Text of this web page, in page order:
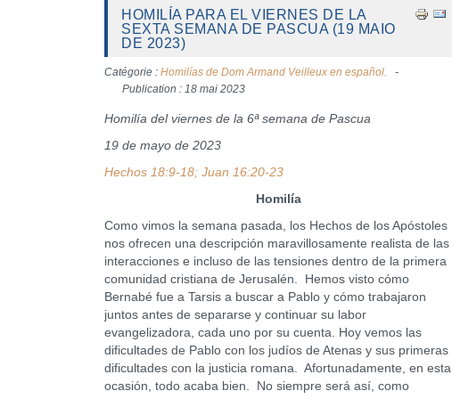
HOMILÍA PARA EL VIERNES DE LA
SEXTA SEMANA DE PASCUA (19 MAIO
DE 2023)
Catégorie : Homilías de Dom Armand Veilleux en español.
Publication : 18 mai 2023
Homilía del viernes de la 6ª semana de Pascua
19 de mayo de 2023
Hechos 18:9-18; Juan 16:20-23
Homilía
Como vimos la semana pasada, los Hechos de los Apóstoles
nos ofrecen una descripción maravillosamente realista de las
interacciones e incluso de las tensiones dentro de la primera
comunidad cristiana de Jerusalén. Hemos visto cómo
Bernabé fue a Tarsis a buscar a Pablo y cómo trabajaron
juntos antes de separarse y continuar su labor
evangelizadora, cada uno por su cuenta. Hoy vemos las
dificultades de Pablo con los judíos de Atenas y sus primeras
dificultades con la justicia romana. Afortunadamente, en esta
ocasión, todo acaba bien. No siempre será así, como